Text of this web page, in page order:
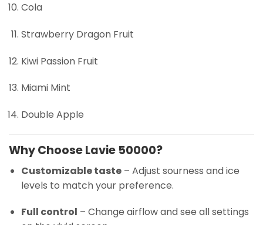
Cola
Strawberry Dragon Fruit
Kiwi Passion Fruit
Miami Mint
Double Apple
Why Choose Lavie 50000?
Customizable taste– Adjust sourness and ice
levels to match your preference.
Full control – Change airflow and see all settings